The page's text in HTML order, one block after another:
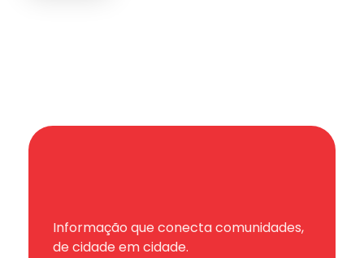
Informação que conecta comunidades,
de cidade em cidade.